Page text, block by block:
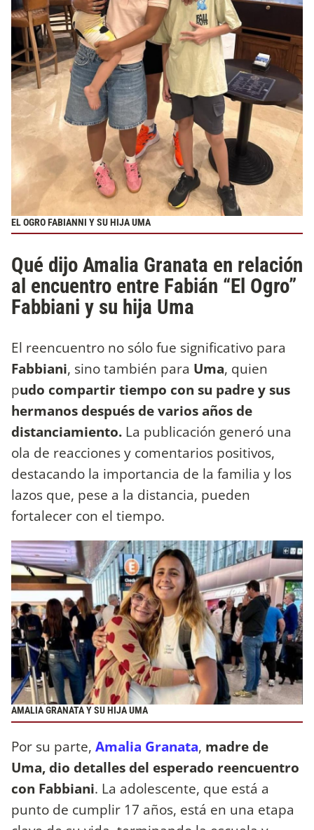
EL OGRO FABIANNI Y SU HIJA UMA
Qué dijo Amalia Granata en relación
al encuentro entre Fabián “El Ogro”
Fabbiani y su hija Uma
El reencuentro no sólo fue significativo para
Fabbiani, sino también para Uma, quien
pudo compartir tiempo con su padre y sus
hermanos después de varios años de
distanciamiento. La publicación generó una
ola de reacciones y comentarios positivos,
destacando la importancia de la familia y los
lazos que, pese a la distancia, pueden
fortalecer con el tiempo.
AMALIA GRANATA Y SU HIJA UMA
Por su parte, Amalia Granata, madre de
Uma, dio detalles del esperado reencuentro
con Fabbiani. La adolescente, que está a
punto de cumplir 17 años, está en una etapa